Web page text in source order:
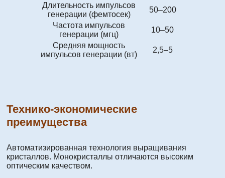
Длительность импульсов
генерации (фемтосек)
50–200
Частота импульсов
генерации (мгц)
10–50
Средняя мощность
импульсов генерации (вт)
2,5–5
Технико-экономические
преимущества
Автоматизированная технология выращивания
кристаллов. Монокристаллы отличаются высоким
оптическим качеством.